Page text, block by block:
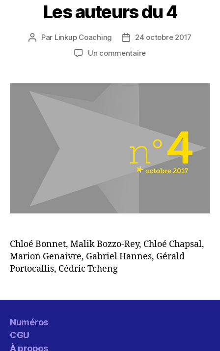
Les auteurs du 4
Auteur
Par Linkup Coaching
Date24 octobre 2017
Un commentairesur
du
Chloé Bonnet, Malik Bozzo-Rey, Chloé Chapsal,
Marion Genaivre, Gabriel Hannes, Gérald
Portocallis, Cédric Tcheng
Numéros
CGU
À propos